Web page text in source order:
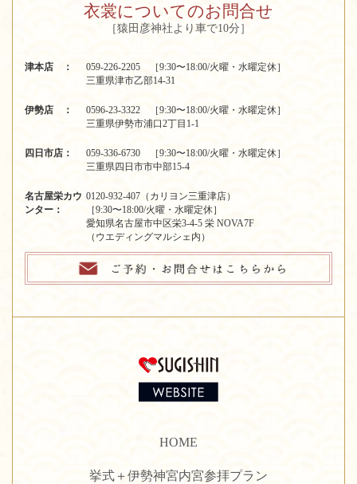
衣裳についてのお問合せ
［猿田彦神社より車で10分］
津本店 ：
059-226-2205 ［9:30〜18:00/火曜・水曜定休］
三重県津市乙部14-31
伊勢店 ：
0596-23-3322 ［9:30〜18:00/火曜・水曜定休］
三重県伊勢市浦口2丁目1-1
四日市店：
059-336-6730 ［9:30〜18:00/火曜・水曜定休］
三重県四日市市中部15-4
名古屋栄カウ
ンター：
0120-932-407（カリヨン三重津店）
［9:30〜18:00/火曜・水曜定休］
愛知県名古屋市中区栄3-4-5 栄 NOVA7F
（ウエディングマルシェ内）
HOME
挙式＋伊勢神宮内宮参拝プラン